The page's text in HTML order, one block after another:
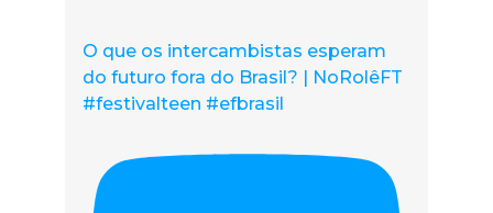
O que os intercambistas esperam
do futuro fora do Brasil? | NoRolêFT
#festivalteen #efbrasil